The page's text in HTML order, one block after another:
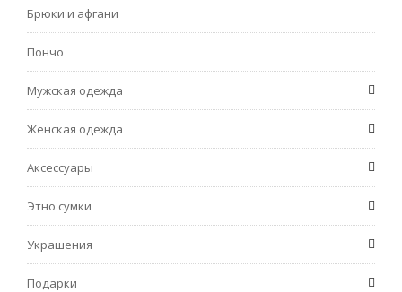
Брюки и афгани
Пончо
Мужская одежда
Женская одежда
Аксессуары
Этно сумки
Украшения
Подарки